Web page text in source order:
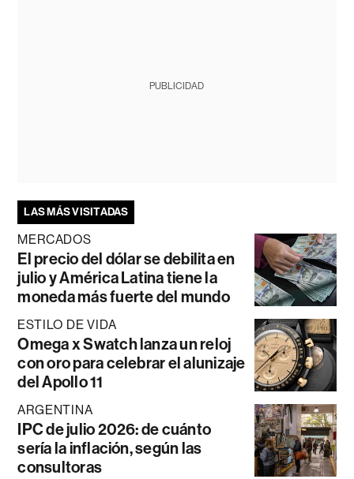
PUBLICIDAD
LAS MÁS VISITADAS
MERCADOS
El precio del dólar se debilita en
julio y América Latina tiene la
moneda más fuerte del mundo
ESTILO DE VIDA
Omega x Swatch lanza un reloj
con oro para celebrar el alunizaje
del Apollo 11
ARGENTINA
IPC de julio 2026: de cuánto
sería la inflación, según las
consultoras